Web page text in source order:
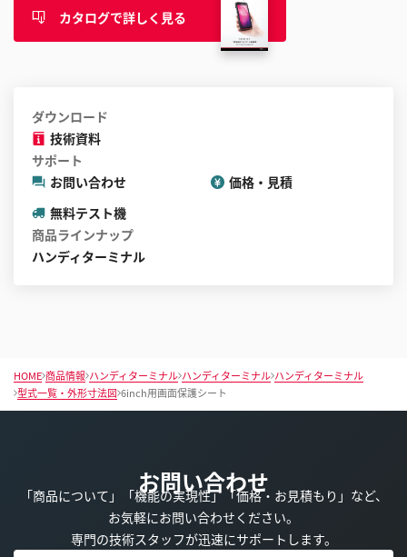
カタログで詳しく見る
ダウンロード
技術資料
サポート
お問い合わせ
価格・見積
無料テスト機
商品ラインナップ
ハンディターミナル
HOME 商品情報 ハンディターミナル ハンディターミナル ハンディターミナル
型式一覧・外形寸法図 6inch用画面保護シート
お問い合わせ
「商品について」「機能の実現性」「価格・お見積もり」など、
お気軽にお問い合わせください。
専門の技術スタッフが迅速にサポートします。